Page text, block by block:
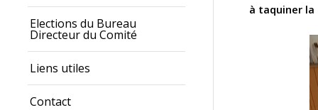
Elections du Bureau
Directeur du Comité
Liens utiles
Contact
à taquiner